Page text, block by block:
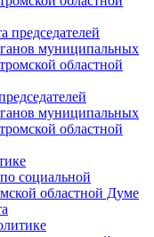
председателей
муниципальных
областной
муниципальных
областной
социальной
областной Думе